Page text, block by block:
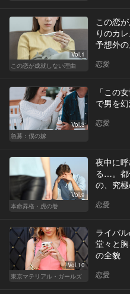
Vol.1
この恋が成就しない理由
この恋
りのカ
予想外
恋愛
Vol.3
急募：僕の嫁
「この
で男を
恋愛
Vol.9
本命昇格・虎の巻
夜中に
る…。都
の、究
恋愛
Vol.10
東京マテリアル・ガールズ
ライバ
堂々と
の全貌
恋愛